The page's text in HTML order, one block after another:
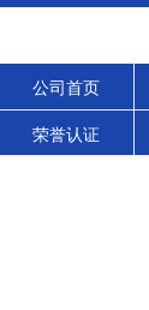
公司首页
荣誉认证